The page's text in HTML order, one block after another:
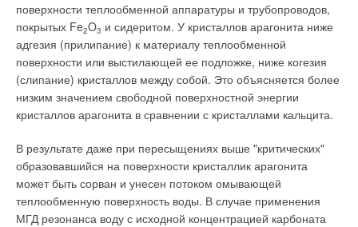
поверхности теплообменной аппаратуры и трубопроводов,
покрытых Fe2O3 и сидеритом. У кристаллов арагонита ниже
адгезия (прилипание) к материалу теплообменной
поверхности или выстилающей ее подложке, ниже когезия
(слипание) кристаллов между собой. Это объясняется более
низким значением свободной поверхностной энергии
кристаллов арагонита в сравнении с кристаллами кальцита.
В результате даже при пересыщениях выше "критических"
образовавшийся на поверхности кристаллик арагонита
может быть сорван и унесен потоком омывающей
теплообменную поверхность воды. В случае применения
МГД резонанса воду с исходной концентрацией карбоната